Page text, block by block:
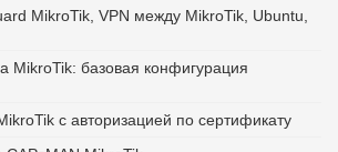
MikroTik, VPN между MikroTik, Ubuntu,
MikroTik: базовая конфигурация
с авторизацией по сертификату